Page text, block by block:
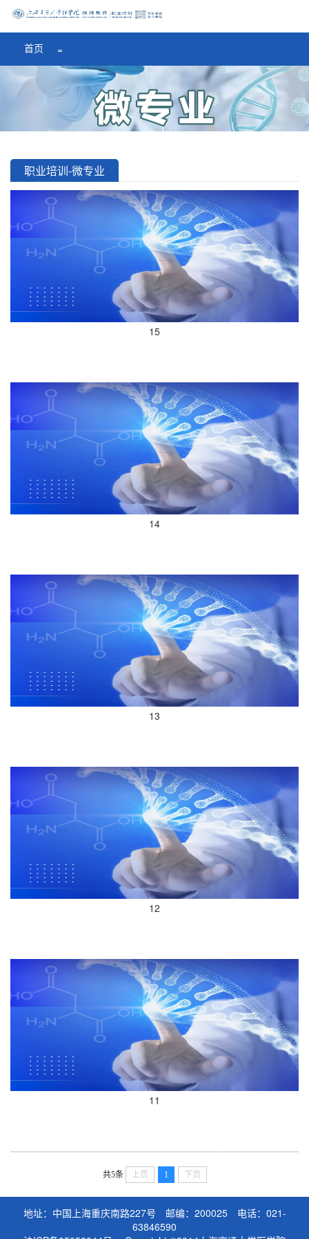
医学院首页
首页 =
职业培训-微专业
15
14
13
12
11
共5条 上页 1 下页
地址：中国上海重庆南路227号 邮编：200025 电话：021-
63846590